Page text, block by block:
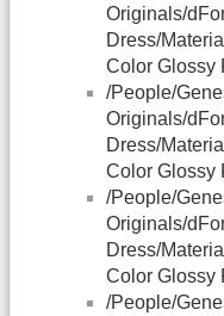
Originals/
Dress/
Color Glossy
/People/
Originals/
Dress/
Color Glossy
/People/
Originals/
Dress/
Color Glossy
/People/